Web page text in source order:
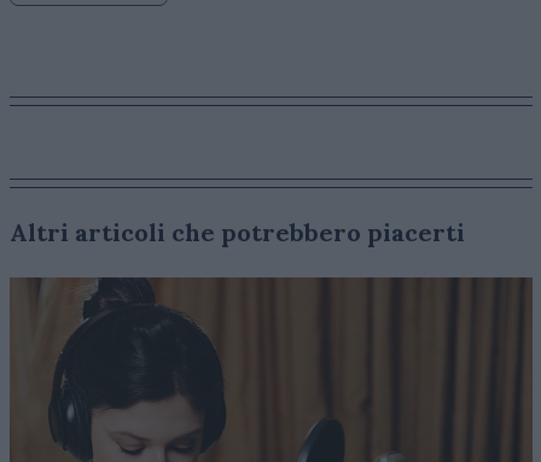
Altri articoli che potrebbero piacerti